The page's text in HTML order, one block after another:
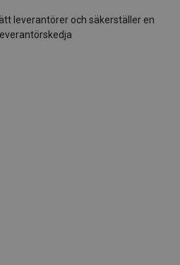
leverantörer och säkerställer en